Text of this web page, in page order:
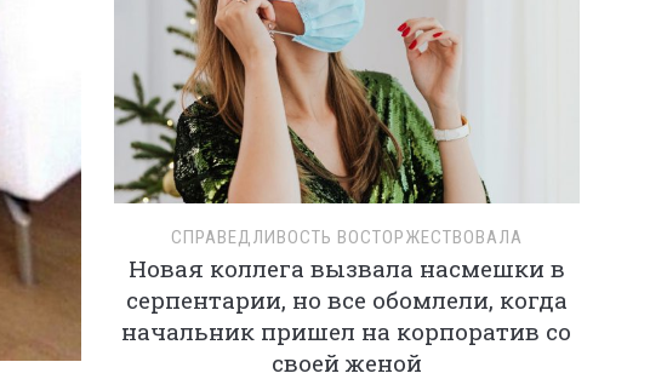
СПРАВЕДЛИВОСТЬ ВОСТОРЖЕСТВОВАЛА
Новая коллега вызвала насмешки в
серпентарии, но все обомлели, когда
начальник пришел на корпоратив со
своей женой